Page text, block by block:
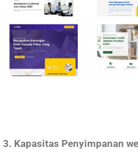
3. Kapasitas Penyimpanan